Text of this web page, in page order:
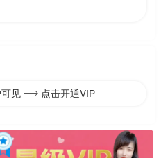
见  点击开通VIP